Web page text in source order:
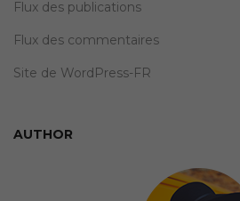
Flux des publications
Flux des commentaires
Site de WordPress-FR
AUTHOR